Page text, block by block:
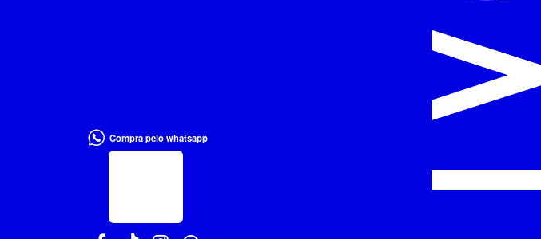
Compra pelo whatsapp